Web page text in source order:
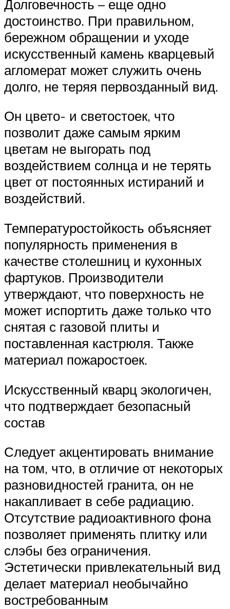
Долговечность – еще одно
достоинство. При правильном,
бережном обращении и уходе
искусственный камень кварцевый
агломерат может служить очень
долго, не теряя первозданный вид.
Он цвето- и светостоек, что
позволит даже самым ярким
цветам не выгорать под
воздействием солнца и не терять
цвет от постоянных истираний и
воздействий.
Температуростойкость объясняет
популярность применения в
качестве столешниц и кухонных
фартуков. Производители
утверждают, что поверхность не
может испортить даже только что
снятая с газовой плиты и
поставленная кастрюля. Также
материал пожаростоек.
Искусственный кварц экологичен,
что подтверждает безопасный
состав
Следует акцентировать внимание
на том, что, в отличие от некоторых
разновидностей гранита, он не
накапливает в себе радиацию.
Отсутствие радиоактивного фона
позволяет применять плитку или
слэбы без ограничения.
Эстетически привлекательный вид
делает материал необычайно
востребованным